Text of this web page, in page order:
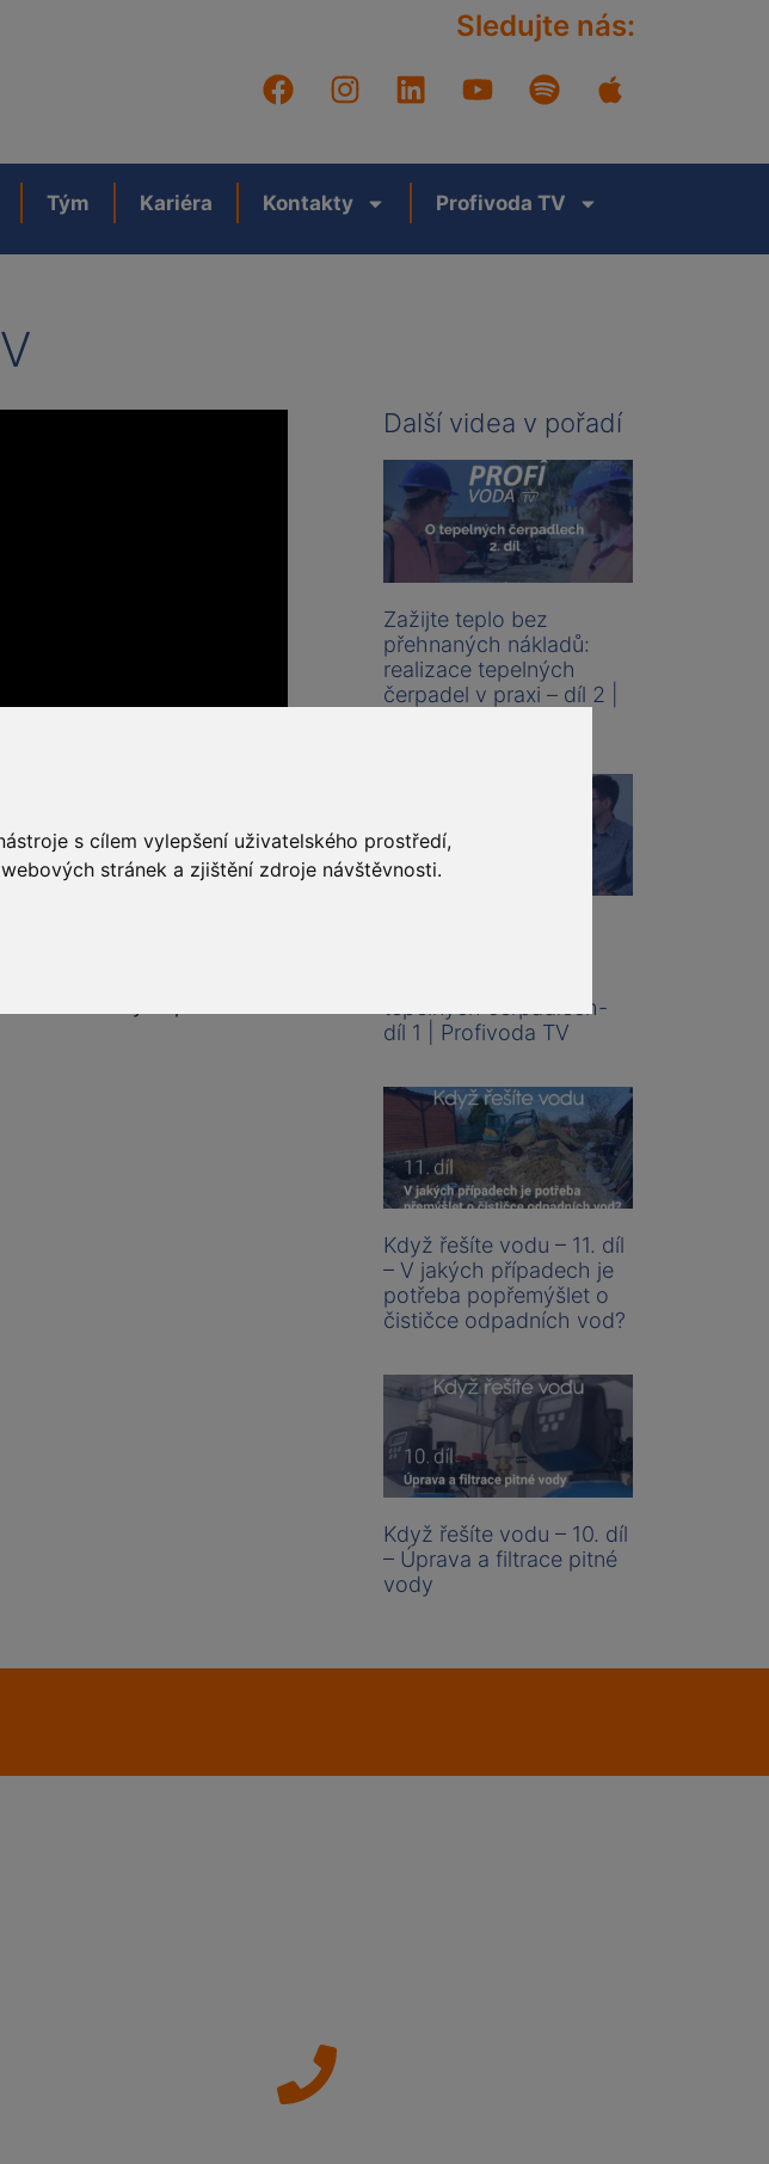
s cílem vylepšení uživatelského prostředí,
stránek a zjištění zdroje návštěvnosti.
Sledujte nás:
Tým Kariéra Kontakty Profivoda TV
čistírny odpadních
Další videa v pořadí
Zažijte teplo bez
přehnaných nákladů:
realizace tepelných
čerpadel v praxi – díl 2 |
tepelných čerpadlech-
díl 1 | Profivoda TV
Když řešíte vodu – 11. díl
– V jakých případech je
potřeba popřemýšlet o
čističce odpadních vod?
Když řešíte vodu – 10. díl
– Úprava a filtrace pitné
vody